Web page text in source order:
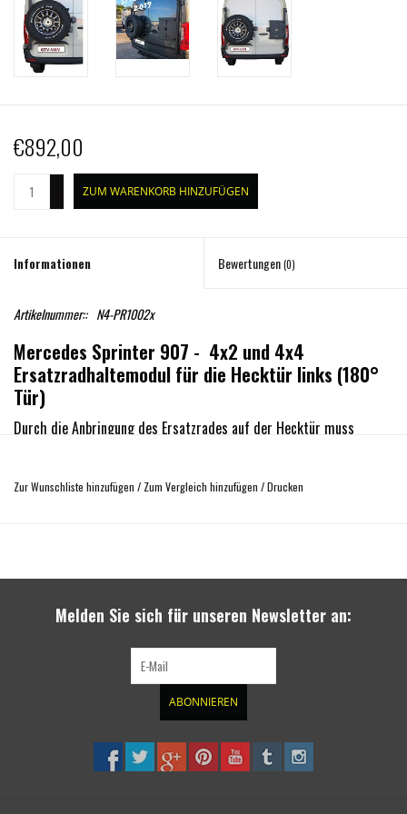
€892,00
ZUM WARENKORB HINZUFÜGEN
Informationen Bewertungen(0)
Artikelnummer:: N4-PR1002x
Mercedes Sprinter 907 - 4x2 und 4x4
Ersatzradhaltemodul für die Hecktür links (180°
Tür)
Durch die Anbringung des Ersatzrades auf der Hecktür muss
mehr unter das Fahrzeug.
Ersatzhaltevorrichtung
Einbauteile
Der angegebende Preis ist exkl. der Kosten für Verpackung und Versand.
Zur Wunschliste hinzufügen / Zum Vergleich hinzufügen /Drucken
Melden Sie sich für unseren Newsletter an:
ABONNIEREN